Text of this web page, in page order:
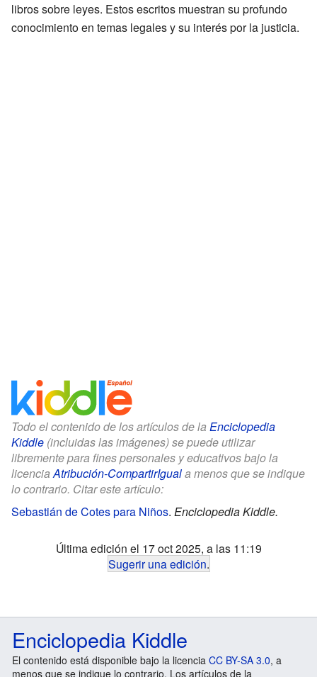
libros sobre leyes. Estos escritos muestran su profundo
conocimiento en temas legales y su interés por la justicia.
Todo el contenido de los artículos de la Enciclopedia
Kiddle (incluidas las imágenes) se puede utilizar
libremente para fines personales y educativos bajo la
licenciaAtribución-CompartirIguala menos que se indique
lo contrario. Citar este artículo:
Sebastián de Cotes para Niños. Enciclopedia Kiddle.
Última edición el 17 oct 2025, a las 11:19
Sugerir una edición.
Enciclopedia Kiddle
El contenido está disponible bajo la licencia CC BY-SA 3.0, a
menos que se indique lo contrario. Los artículos de la